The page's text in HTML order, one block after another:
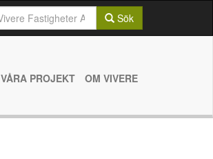
Sök
VÅRA PROJEKT OM VIVERE